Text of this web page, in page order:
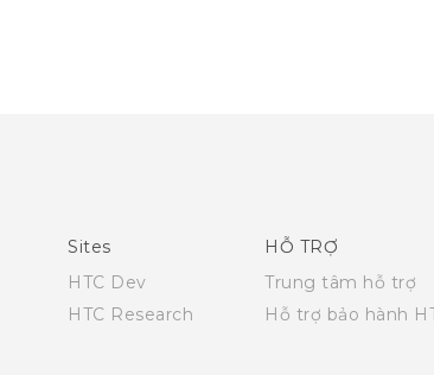
Sites
HTC Dev
HTC Research
HỖ TRỢ
Trung tâm hỗ trợ
Hỗ trợ bảo hành